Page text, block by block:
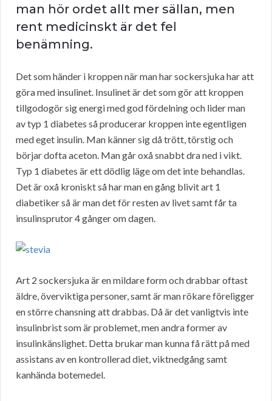
man hör ordet allt mer sällan, men
rent medicinskt är det fel
benämning.
Det som händer i kroppen när man har sockersjuka har att
göra med insulinet. Insulinet är det som gör att kroppen
tillgodogör sig energi med god fördelning och lider man
av typ 1 diabetes så producerar kroppen inte egentligen
med eget insulin. Man känner sig då trött, törstig och
börjar dofta aceton. Man går oxå snabbt dra ned i vikt.
Typ 1 diabetes är ett dödlig läge om det inte behandlas.
Det är oxå kroniskt så har man en gång blivit art 1
diabetiker så är man det för resten av livet samt får ta
insulinsprutor 4 gånger om dagen.
Art 2 sockersjuka är en mildare form och drabbar oftast
äldre, överviktiga personer, samt är man rökare föreligger
en större chansning att drabbas. Då är det vanligtvis inte
insulinbrist som är problemet, men andra former av
insulinkänslighet. Detta brukar man kunna få rätt på med
assistans av en kontrollerad diet, viktnedgång samt
kanhända botemedel.